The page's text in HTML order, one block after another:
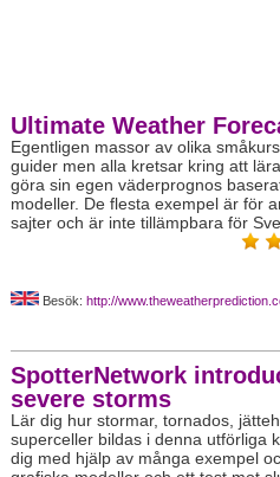
Ultimate Weather
Egentligen massor av olika
guider men alla kretsar kring att
göra sin egen väderprognos
modeller. De flesta exempel är för
sajter och är inte tillämpbara för
Besök: http://
SpotterNetwork
severe storms
Lär dig hur stormar, tornados,
superceller bildas i denna utförliga
dig med hjälp av många exempel